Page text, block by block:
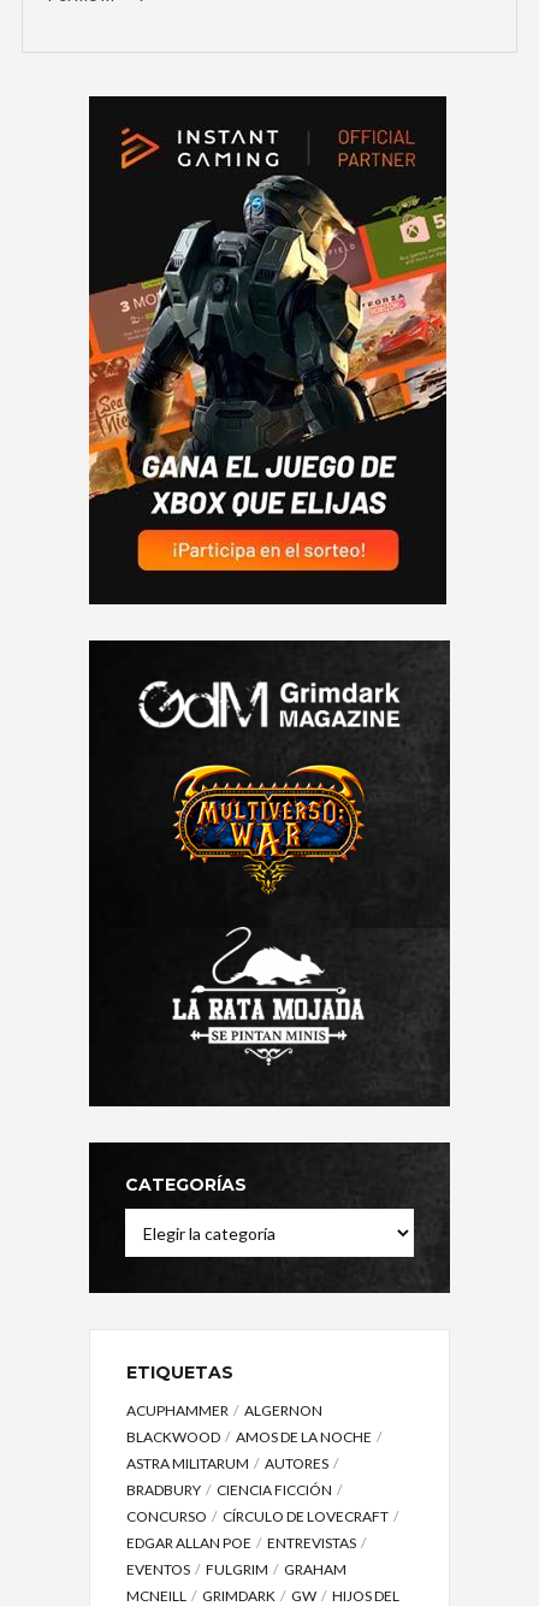
CATEGORÍAS
ETIQUETAS
ACUPHAMMER
ALGERNON
BLACKWOOD
AMOS DE LA NOCHE
ASTRA MILITARUM
AUTORES
BRADBURY
CIENCIA FICCIÓN
CONCURSO
CÍRCULO DE LOVECRAFT
EDGAR ALLAN POE
ENTREVISTAS
EVENTOS
FULGRIM
GRAHAM
MCNEILL
GRIMDARK GW
HIJOS DEL